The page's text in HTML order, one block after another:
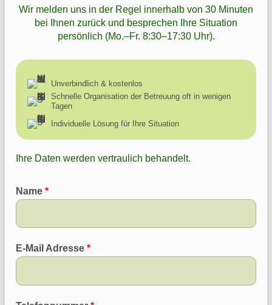
Wir melden uns in der Regel innerhalb von 30 Minuten
bei Ihnen zurück und besprechen Ihre Situation
persönlich (Mo.–Fr. 8:30–17:30 Uhr).
Unverbindlich & kostenlos
Schnelle Organisation der Betreuung oft in wenigen
Tagen
Individuelle Lösung für Ihre Situation
Ihre Daten werden vertraulich behandelt.
Name*
E-Mail Adresse*